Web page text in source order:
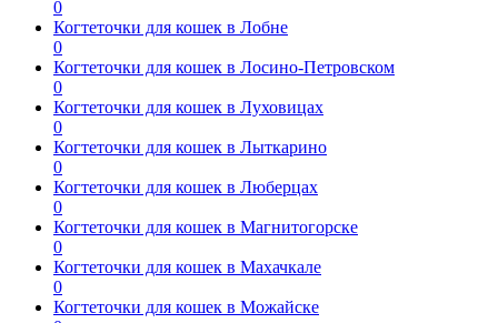
0
Когтеточки для кошек в Лобне
0
Когтеточки для кошек в Лосино-Петровском
0
Когтеточки для кошек в Луховицах
0
Когтеточки для кошек в Лыткарино
0
Когтеточки для кошек в Люберцах
0
Когтеточки для кошек в Магнитогорске
0
Когтеточки для кошек в Махачкале
0
Когтеточки для кошек в Можайске